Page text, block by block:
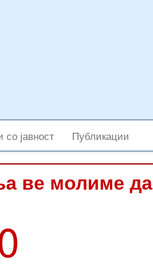
јавност Публикации
ве молиме да